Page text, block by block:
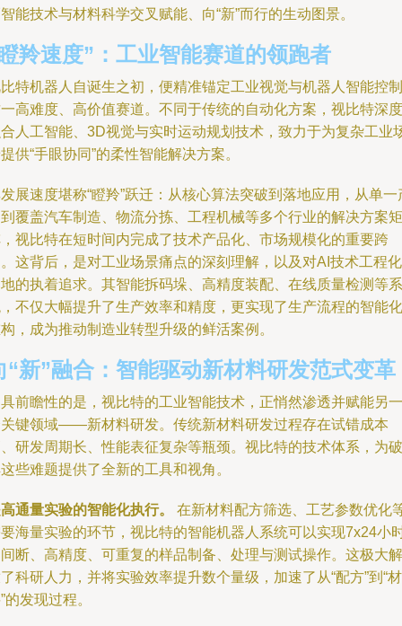
能技术与材料科学交叉赋能、向“新”而行的生动图景。
羚速度”：工业智能赛道的领跑者
特机器人自诞生之初，便精准锚定工业视觉与机器人智能控制
高难度、高价值赛道。不同于传统的自动化方案，视比特深度
人工智能、3D视觉与实时运动规划技术，致力于为复杂工业
供“手眼协同”的柔性智能解决方案。
展速度堪称“瞪羚”跃迁：从核心算法突破到落地应用，从单一
覆盖汽车制造、物流分拣、工程机械等多个行业的解决方案矩
视比特在短时间内完成了技术产品化、市场规模化的重要跨
这背后，是对工业场景痛点的深刻理解，以及对AI技术工程化
的执着追求。其智能拆码垛、高精度装配、在线质量检测等系
不仅大幅提升了生产效率和精度，更实现了生产流程的智能化
，成为推动制造业转型升级的鲜活案例。
“新”融合：智能驱动新材料研发范式变革
前瞻性的是，视比特的工业智能技术，正悄然渗透并赋能另一
键领域——新材料研发。传统新材料研发过程存在试错成本
研发周期长、性能表征复杂等瓶颈。视比特的技术体系，为破
些难题提供了全新的工具和视角。
通量实验的智能化执行。
在新材料配方筛选、工艺参数优化
海量实验的环节，视比特的智能机器人系统可以实现7x24小
断、高精度、可重复的样品制备、处理与测试操作。这极大解
科研人力，并将实验效率提升数个量级，加速了从“配方”到“材
的发现过程。